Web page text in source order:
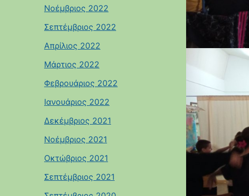
Νοέμβριος 2022
Σεπτέμβριος 2022
Απρίλιος 2022
Μάρτιος 2022
Φεβρουάριος 2022
Ιανουάριος 2022
Δεκέμβριος 2021
Νοέμβριος 2021
Οκτώβριος 2021
Σεπτέμβριος 2021